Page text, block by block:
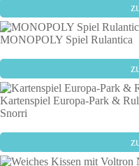
MONOPOLY Spiel Rulantica
Kartenspiel Europa-Park &
Snorri